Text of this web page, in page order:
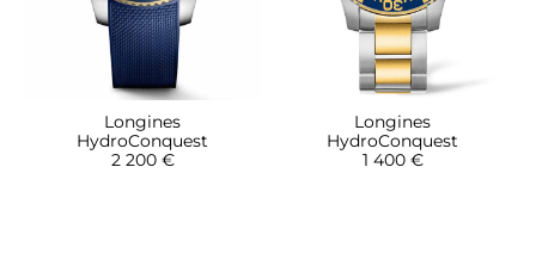
Longines
HydroConquest
2 200 €
Longines
HydroConquest
1 400 €